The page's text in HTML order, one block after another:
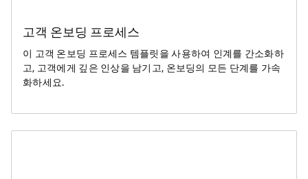
고객 온보딩 프로세스
이 고객 온보딩 프로세스 템플릿을 사용하여 인계를 간소화하
고, 고객에게 깊은 인상을 남기고, 온보딩의 모든 단계를 가속
화하세요.